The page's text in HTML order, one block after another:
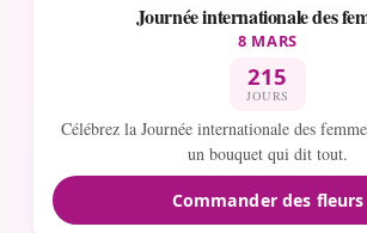
Journée internationale des
8 MARS
215
JOURS
Célébrez la Journée internationale des
un bouquet qui dit tout.
Commander des fleurs